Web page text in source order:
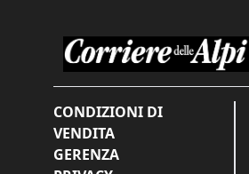
CONDIZIONI DI
VENDITA
GERENZA